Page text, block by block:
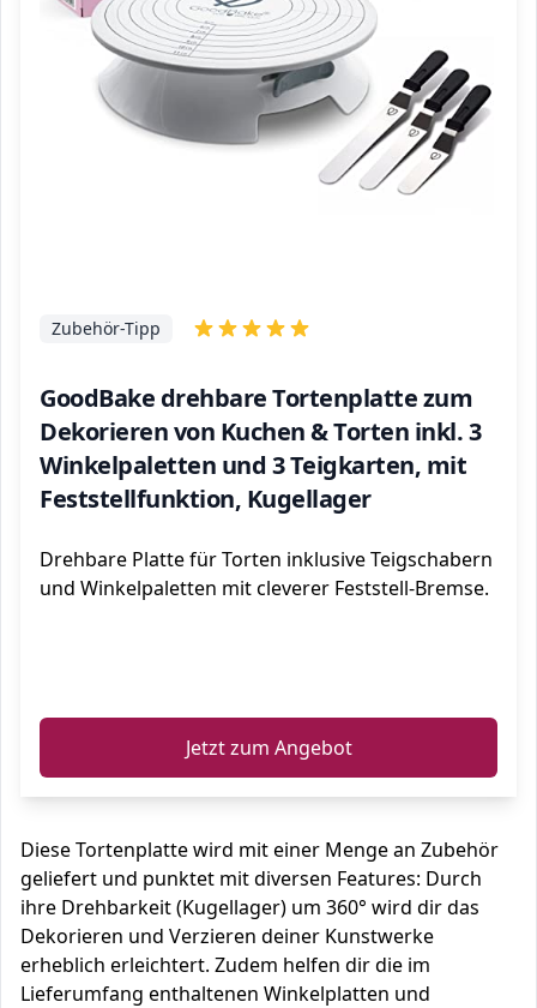
GoodBake drehbare Tortenplatte zum
Dekorieren von Kuchen & Torten inkl. 3
Winkelpaletten und 3 Teigkarten, mit
Feststellfunktion, Kugellager
Zubehör-Tipp
Drehbare Platte für Torten inklusive Teigschabern
und Winkelpaletten mit cleverer Feststell-Bremse.
Jetzt zum Angebot
Diese Tortenplatte wird mit einer Menge an Zubehör
geliefert und punktet mit diversen Features: Durch
ihre Drehbarkeit (Kugellager) um 360° wird dir das
Dekorieren und Verzieren deiner Kunstwerke
erheblich erleichtert. Zudem helfen dir die im
Lieferumfang enthaltenen Winkelplatten und